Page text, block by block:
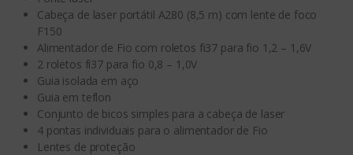
Cabeça de laser portátil A280 (8,5 m) com lente de foco
F150
Alimentador de Fio com roletos fi37 para fio 1,2 – 1,6V
2 roletos fi37 para fio 0,8 – 1,0V
Guia isolada em aço
Guia em teflon
Conjunto de bicos simples para a cabeça de laser
4 pontas individuais para o alimentador de Fio
Lentes de proteção